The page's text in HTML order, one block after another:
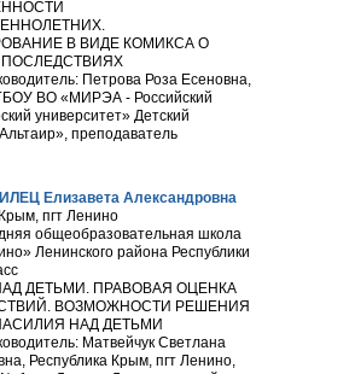
В ВИДЕ КОМИКСА О
Петрова Роза Есеновна,
ВО «МИРЭА - Российский
университет» Детский
преподаватель
Елизавета Александровна
пгт Ленино
общеобразовательная школа
Ленинского района Республики
ДЕТЬМИ. ПРАВОВАЯ ОЦЕНКА
ВОЗМОЖНОСТИ РЕШЕНИЯ
НАД ДЕТЬМИ
Матвейчук Светлана
Республика Крым, пгт Ленино,